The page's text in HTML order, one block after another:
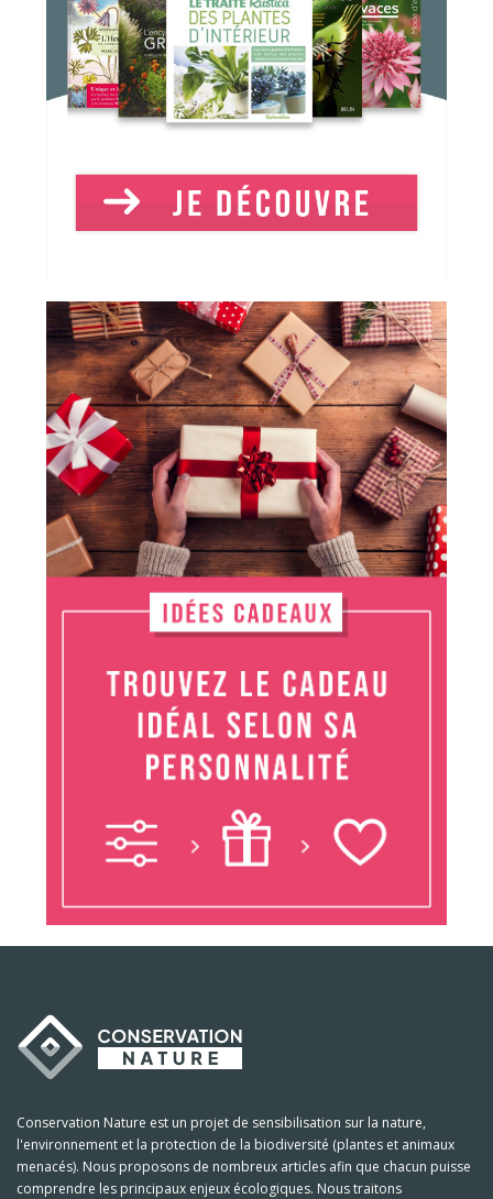
Conservation Nature est un projet de sensibilisation sur la nature,
l'environnement et la protection de la biodiversité (plantes et animaux
menacés). Nous proposons de nombreux articles afin que chacun puisse
comprendre les principaux enjeux écologiques. Nous traitons